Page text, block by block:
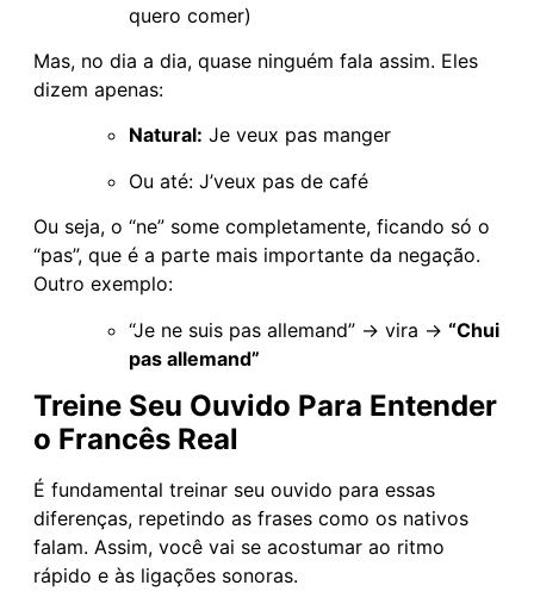
quero comer)
Mas, no dia a dia, quase ninguém fala assim. Eles
dizem apenas:
Natural: Je veux pas manger
Ou até: J’veux pas de café
Ou seja, o “ne” some completamente, ficando só o
“pas”, que é a parte mais importante da negação.
Outro exemplo:
“Je ne suis pas allemand” → vira → “Chui
pas allemand”
Treine Seu Ouvido Para Entender
o Francês Real
É fundamental treinar seu ouvido para essas
diferenças, repetindo as frases como os nativos
falam. Assim, você vai se acostumar ao ritmo
rápido e às ligações sonoras.